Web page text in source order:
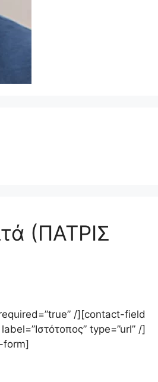
(ΠΑΤΡΙΣ
/][contact-field
type=”url” /]
form]